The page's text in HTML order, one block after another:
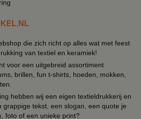
die zich richt op alles wat met feest
van textiel en keramiek!
voor een uitgebreid assortiment
brillen, fun t-shirts, hoeden, mokken,
hebben wij een eigen textieldrukkerij en
grappige tekst, een slogan, een quote je
foto of een unieke print?